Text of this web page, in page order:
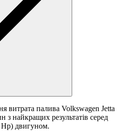
витрата палива Volkswagen Jetta
з найкращих результатів серед
Hp) двигуном.